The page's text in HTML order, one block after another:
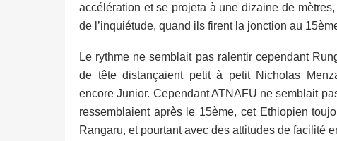
accélération et se projeta à une dizaine de
de l’inquiétude, quand ils firent la jonction au
Le rythme ne semblait pas ralentir cependant
de tête distançaient petit à petit Nicholas
encore Junior. Cependant ATNAFU ne semblait
ressemblaient après le 15ème, cet Ethiopien
Rangaru, et pourtant avec des attitudes de facilité